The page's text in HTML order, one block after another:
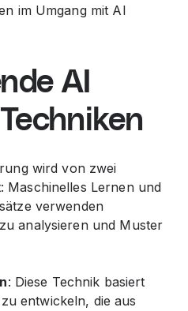
im Umgang mit AI
AI
wird von zwei
Maschinelles Lernen und
verwenden
analysieren und Muster
: Diese Technik basiert
entwickeln, die aus